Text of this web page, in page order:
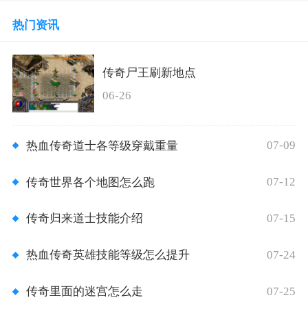
热门资讯
传奇尸王刷新地点
06-26
热血传奇道士各等级穿戴重量 07-09
传奇世界各个地图怎么跑 07-12
传奇归来道士技能介绍 07-15
热血传奇英雄技能等级怎么提升 07-24
传奇里面的迷宫怎么走 07-25